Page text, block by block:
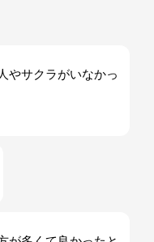
やサクラがいなかっ